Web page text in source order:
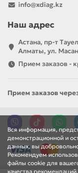
Вся информация,
демонстрационной и
данных, вы
Рекомендуем
файлы cookie для
качества рекомендаций.
info@xdiag.kz
Наш адрес
Астана, пр-т
Алматы, ул.
Прием заказов -
Прием заказов